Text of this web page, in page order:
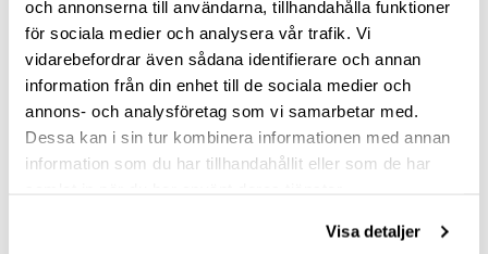
och annonserna till användarna, tillhandahålla funktioner
för sociala medier och analysera vår trafik. Vi
vidarebefordrar även sådana identifierare och annan
information från din enhet till de sociala medier och
annons- och analysföretag som vi samarbetar med.
Dessa kan i sin tur kombinera informationen med annan
information som du har tillhandahållit eller som de har
Visa detaljer
46
34
Clear selection